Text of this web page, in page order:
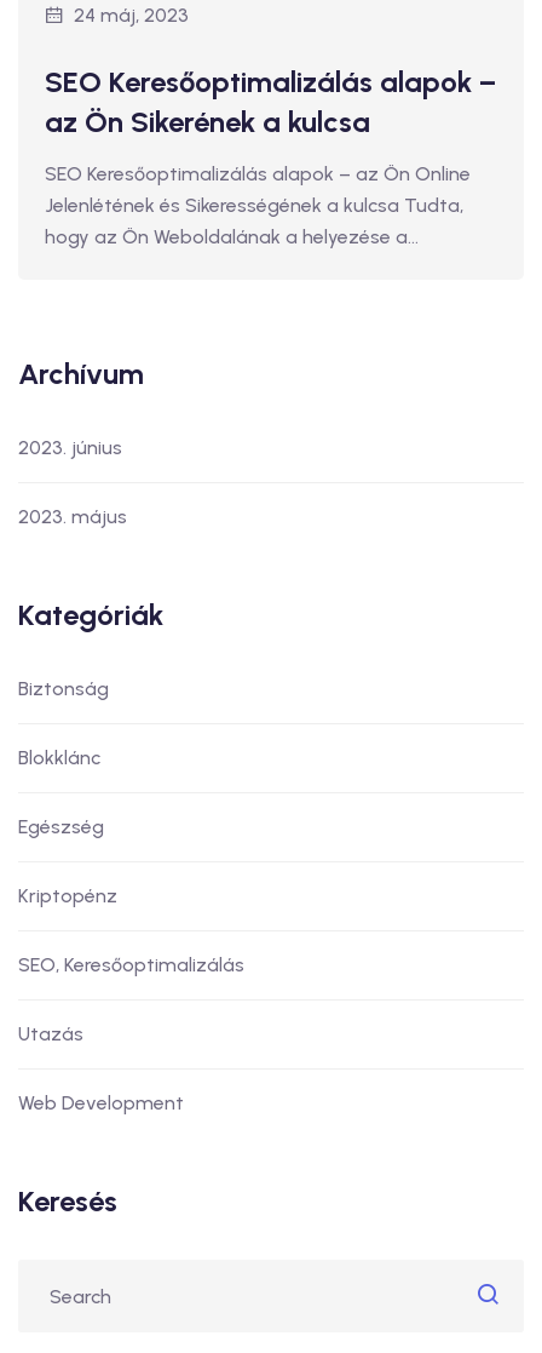
24 máj, 2023
SEO Keresőoptimalizálás alapok –
az Ön Sikerének a kulcsa
SEO Keresőoptimalizálás alapok – az Ön Online
Jelenlétének és Sikerességének a kulcsa Tudta,
hogy az Ön Weboldalának a helyezése a…
Archívum
2023. június
2023. május
Kategóriák
Biztonság
Blokklánc
Egészség
Kriptopénz
SEO, Keresőoptimalizálás
Utazás
Web Development
Keresés